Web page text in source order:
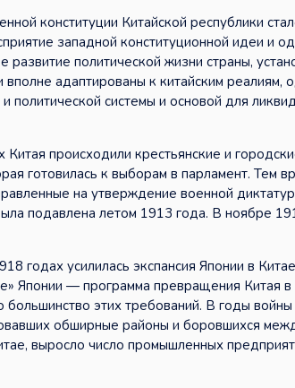
конституции Китайской республики
западной конституционной идеи и
политической жизни страны,
адаптированы к китайским реалиям,
политической системы и основой для
происходили крестьянские и
готовилась к выборам в парламент.
на утверждение военной
подавлена летом 1913 года. В ноябре
годах усилилась экспансия Японии в
Японии — программа превращения Китая в
этих требований. В годы войны
обширные районы и боровшихся
выросло число промышленных